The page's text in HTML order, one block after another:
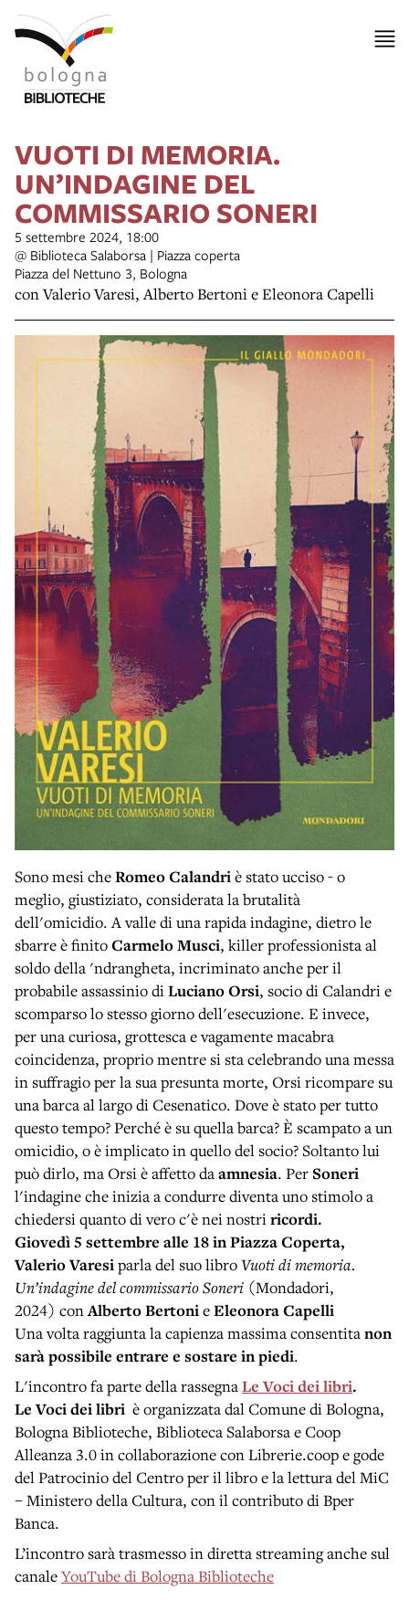
VUOTI DI MEMORIA.
UN’INDAGINE DEL
COMMISSARIO SONERI
5 settembre 2024, 18:00
@ Biblioteca Salaborsa | Piazza coperta
Piazza del Nettuno 3, Bologna
con Valerio Varesi, Alberto Bertoni e Eleonora Capelli
Sono mesi cheRomeo Calandriè stato ucciso - o
meglio, giustiziato, considerata la brutalità
dell'omicidio. A valle di una rapida indagine, dietro le
sbarre è finitoCarmelo Musci, killer professionista al
soldo della 'ndrangheta, incriminato anche per il
probabile assassinio diLuciano Orsi, socio di Calandri e
scomparso lo stesso giorno dell'esecuzione. E invece,
per una curiosa, grottesca e vagamente macabra
coincidenza, proprio mentre si sta celebrando una messa
in suffragio per la sua presunta morte, Orsi ricompare su
una barca al largo di Cesenatico. Dove è stato per tutto
questo tempo? Perché è su quella barca? È scampato a un
omicidio, o è implicato in quello del socio? Soltanto lui
può dirlo, ma Orsi è affetto daamnesia. Per Soneri
l'indagine che inizia a condurre diventa uno stimolo a
chiedersi quanto di vero c'è nei nostriricordi.
Giovedì 5 settembre alle 18 in Piazza Coperta,
Valerio Varesiparla del suo libroVuoti di memoria.
Un’indagine del commissario Soneri (Mondadori,
2024) conAlberto BertonieEleonora Capelli
Una volta raggiunta la capienza massima consentitanon
sarà possibile entrare e sostare in piedi.
L'incontro fa parte della rassegnaLe Voci dei libri.
Le Voci dei libri è organizzata dal Comune di Bologna,
Bologna Biblioteche, Biblioteca Salaborsa e Coop
Alleanza 3.0 in collaborazione con Librerie.coop e gode
del Patrocinio del Centro per il libro e la lettura del MiC
– Ministero della Cultura, con il contributo di Bper
Banca.
L’incontro sarà trasmesso in diretta streaming anche sul
canaleYouTube di Bologna Biblioteche